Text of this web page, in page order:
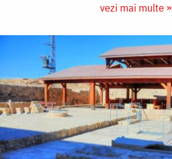
vezi mai multe »